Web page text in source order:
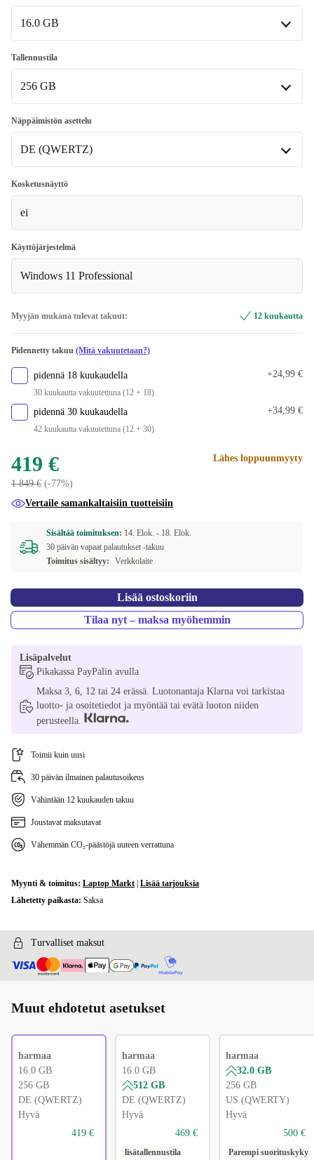
Erittäin hyvä +20 €
Erinomainen
16.0 GB
16.0 GB
32.0 GB +150 €
Tallennustila
256 GB
256 GB
512 GB +50 €
1000 GB
Näppäimistön asettelu
DE (QWERTZ)
DE (QWERTZ)
Saatavilla muissa konfiguraatioissa
US (QWERTY)
SE (QWERTY)
Kosketusnäyttö
ei
Käyttöjärjestelmä
Windows 11 Professional
Myyjän mukana tulevat takuut: 12 kuukautta
Pidennetty takuu (Mitä vakuutetaan?)
pidennä 18 kuukaudella
30 kuukautta vakuutettuna (12 + 18)
+24,99 €
pidennä 30 kuukaudella
42 kuukautta vakuutettuna (12 + 30)
+34,99 €
419 €
1 849 € (-77%)
Lähes loppuunmyyty
Vertaile samankaltaisiin tuotteisiin
Sisältää toimituksen: 14. Elok. - 18. Elok.
30 päivän vapaat palautukset -takuu
Toimitus sisältyy:
Verkkolaite
Lisää ostoskoriin
Tilaa nyt – maksa myöhemmin
Lisäpalvelut
Pikakassa PayPalin avulla
Maksa 3, 6, 12 tai 24 erässä. Luotonantaja Klarna voi tarkistaa
luotto- ja osoitetiedot ja myöntää tai evätä luoton niiden
perusteella.
Toimii kuin uusi
30 päivän ilmainen palautusoikeus
Vähintään 12 kuukauden takuu
Joustavat maksutavat
Vähemmän CO₂-päästöjä uuteen verrattuna
Myynti & toimitus: Laptop Markt Lisää tarjouksia
Lähetetty paikasta: Saksa
Turvalliset maksut
Muut ehdotetut asetukset
harmaa
16.0 GB
256 GB
DE (QWERTZ)
Hyvä
419 €
harmaa
16.0 GB
512 GB
DE (QWERTZ)
Hyvä
469 €
lisätallennustila
harmaa
32.0 GB
256 GB
US (QWERTY)
Hyvä
500 €
Parempi suorituskyky